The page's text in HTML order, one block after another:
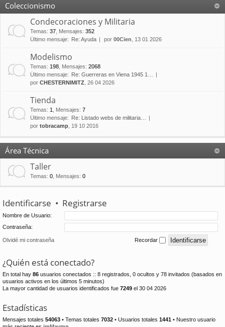
Coleccionismo
Condecoraciones y Militaria
Temas: 37 Mensajes: 352
Último mensaje:
Re: Ayuda por 00Cien , 13 01 2026
Modelismo
Temas: 198 Mensajes: 2068
Último mensaje:
Re: Guerreras en Viena 1945 1…
por CHESTERNIMITZ , 26 04 2026
Tienda
Temas: 1 Mensajes: 7
Último mensaje:
Re: Listado webs de militaria…
por tobracamp , 19 10 2016
Área Técnica
Taller
Temas: 0 Mensajes: 0
Identificarse • Registrarse
Nombre de Usuario:
Contraseña:
Olvidé mi contraseña Recordar
¿Quién está conectado?
En total hay 86 usuarios conectados :: 8 registrados, 0 ocultos y 78 invitados (basados en
usuarios activos en los últimos 5 minutos)
La mayor cantidad de usuarios identificados fue 7249 el 30 04 2026
Estadísticas
Mensajes totales 54063 • Temas totales 7032 • Usuarios totales 1441 • Nuestro usuario